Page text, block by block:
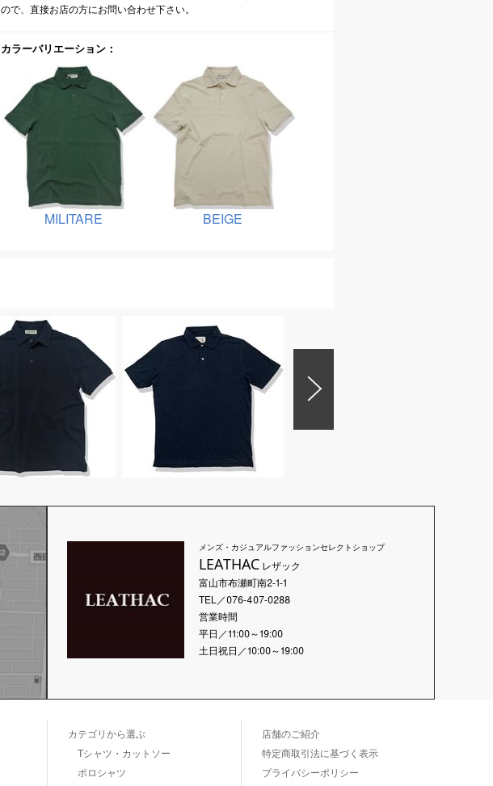
ので、直接お店の方にお問い合わせ下さい。
カラーバリエーション：
MILITARE BEIGE
メンズ・カジュアルファッションセレクトショップ
LEATHAC レザック
富山市布瀬町南2-1-1
TEL／076-407-0288
営業時間
平日／11:00～19:00
土日祝日／10:00～19:00
カテゴリから選ぶ
Tシャツ・カットソー
ポロシャツ
店舗のご紹介
特定商取引法に基づく表示
プライバシーポリシー